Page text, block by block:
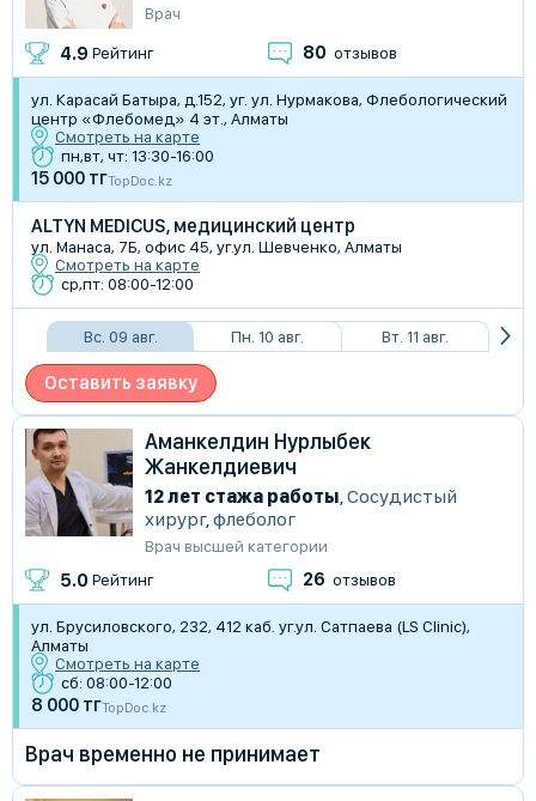
Врач
4.9 Рейтинг 80 отзывов
ул. Карасай Батыра, д.152, уг. ул. Нурмакова, Флебологический
центр «Флебомед» 4 эт., Алматы
Смотреть на карте
пн,вт, чт: 13:30-16:00
15 000 тгTopDoc.kz
ALTYN MEDICUS, медицинский центр
ул. Манаса, 7Б, офис 45, уг.ул. Шевченко, Алматы
Смотреть на карте
ср,пт: 08:00-12:00
Вс. 09 авг. Пн. 10 авг. Вт. 11 авг.
Оставить заявку
Аманкелдин Нурлыбек
Жанкелдиевич
12 лет стажа работы,Сосудистый
хирург,флеболог
Врач высшей категории
5.0 Рейтинг 26 отзывов
ул. Брусиловского, 232, 412 каб. уг.ул. Сатпаева (LS Clinic),
Алматы
Смотреть на карте
сб: 08:00-12:00
8 000 тгTopDoc.kz
Врач временно не принимает